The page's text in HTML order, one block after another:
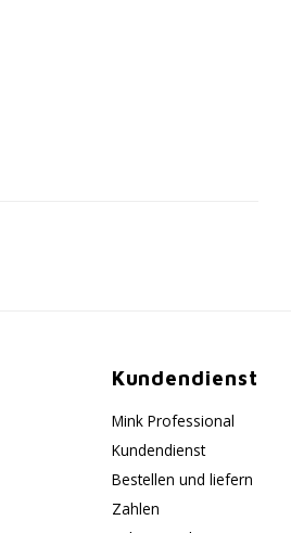
Kundendienst
Mink Professional
Kundendienst
Bestellen und liefern
Zahlen